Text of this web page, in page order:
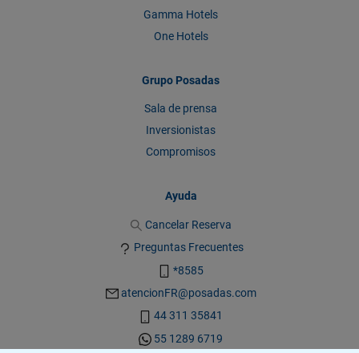
Gamma Hotels
One Hotels
Grupo Posadas
Sala de prensa
Inversionistas
Compromisos
Ayuda
Cancelar Reserva
Preguntas Frecuentes
*8585
atencionFR@posadas.com
44 311 35841
55 1289 6719